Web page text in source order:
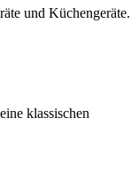
und Küchengeräte.
klassischen